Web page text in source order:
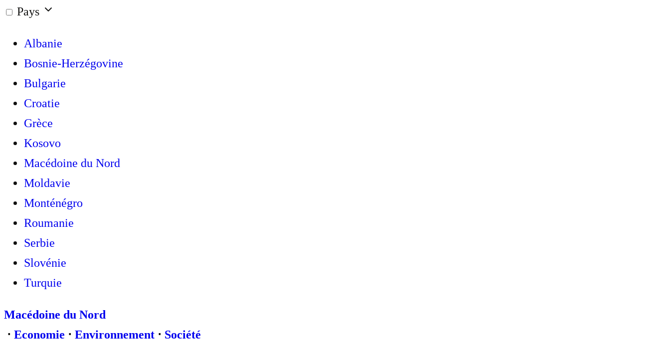
Pays
Albanie
Bosnie-Herzégovine
Bulgarie
Croatie
Grèce
Kosovo
Macédoine du Nord
Moldavie
Monténégro
Roumanie
Serbie
Slovénie
Turquie
Macédoine du Nord
⋅ Economie ⋅ Environnement ⋅ Société